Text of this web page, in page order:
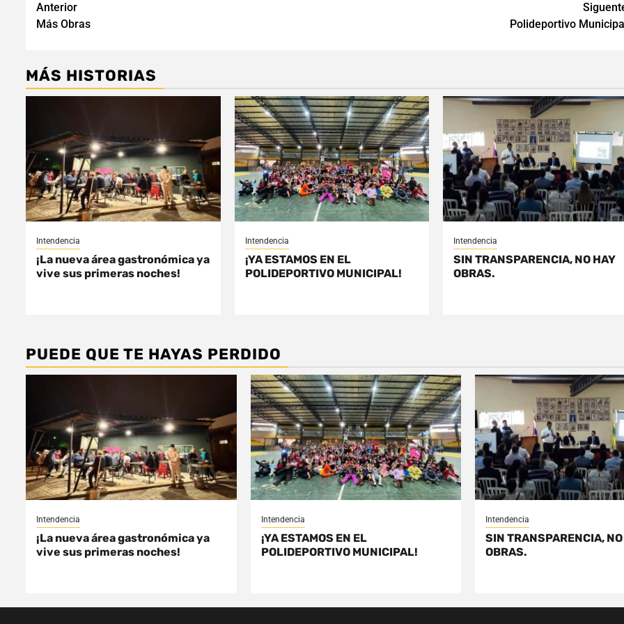
Navegación
de
Anterior
Más Obras
Polideportivo
MÁS HISTORIAS
Intendencia
¡La nueva área gastronómica ya
vive sus primeras noches!
Intendencia
¡YA ESTAMOS EN EL
POLIDEPORTIVO MUNICIPAL!
Intendencia
SIN TRANSPARENCIA, NO HAY
OBRAS.
PUEDE QUE TE HAYAS PERDIDO
Intendencia
¡La nueva área gastronómica ya
vive sus primeras noches!
Intendencia
¡YA ESTAMOS EN EL
POLIDEPORTIVO MUNICIPAL!
Intendencia
SIN TRANSPARENCIA,
OBRAS.